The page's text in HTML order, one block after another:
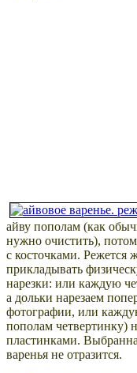
айву пополам (как
нужно очистить),
с косточками. Режется
прикладывать
нарезки: или каждую
а дольки нарезаем
фотографии, или
пополам четвертинку)
пластинками.
варенья не отразится.